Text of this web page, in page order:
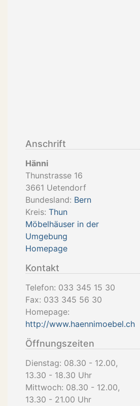
Anschrift
Hänni
Thunstrasse 16
3661 Uetendorf
Bundesland: Bern
Kreis: Thun
Möbelhäuser in der
Umgebung
Homepage
Kontakt
Telefon: 033 345 15 30
Fax: 033 345 56 30
Homepage:
http://www.haennimoebel.ch
Öffnungszeiten
Dienstag: 08.30 - 12.00,
13.30 - 18.30 Uhr
Mittwoch: 08.30 - 12.00,
13.30 - 21.00 Uhr